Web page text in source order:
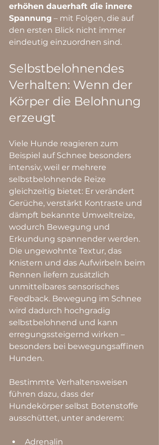
erhöhen dauerhaft die innere
Spannung – mit Folgen, die auf
den ersten Blick nicht immer
eindeutig einzuordnen sind.
Selbstbelohnendes
Verhalten: Wenn der
Körper die Belohnung
erzeugt
Viele Hunde reagieren zum
Beispiel auf Schnee besonders
intensiv, weil er mehrere
selbstbelohnende Reize
gleichzeitig bietet: Er verändert
Gerüche, verstärkt Kontraste und
dämpft bekannte Umweltreize,
wodurch Bewegung und
Erkundung spannender werden.
Die ungewohnte Textur, das
Knistern und das Aufwirbeln beim
Rennen liefern zusätzlich
unmittelbares sensorisches
Feedback. Bewegung im Schnee
wird dadurch hochgradig
selbstbelohnend und kann
erregungssteigernd wirken –
besonders bei bewegungsaffinen
Hunden.
Bestimmte Verhaltensweisen
führen dazu, dass der
Hundekörper selbst Botenstoffe
ausschüttet, unter anderem:
Adrenalin